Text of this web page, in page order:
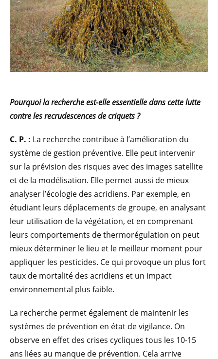
Pourquoi la recherche est-elle essentielle dans cette lutte
contre les recrudescences de criquets ?
C. P. : La recherche contribue à l’amélioration du
système de gestion préventive. Elle peut intervenir
sur la prévision des risques avec des images satellite
et de la modélisation. Elle permet aussi de mieux
analyser l’écologie des acridiens. Par exemple, en
étudiant leurs déplacements de groupe, en analysant
leur utilisation de la végétation, et en comprenant
leurs comportements de thermorégulation on peut
mieux déterminer le lieu et le meilleur moment pour
appliquer les pesticides. Ce qui provoque un plus fort
taux de mortalité des acridiens et un impact
environnemental plus faible.
La recherche permet également de maintenir les
systèmes de prévention en état de vigilance. On
observe en effet des crises cycliques tous les 10-15
ans liées au manque de prévention. Cela arrive